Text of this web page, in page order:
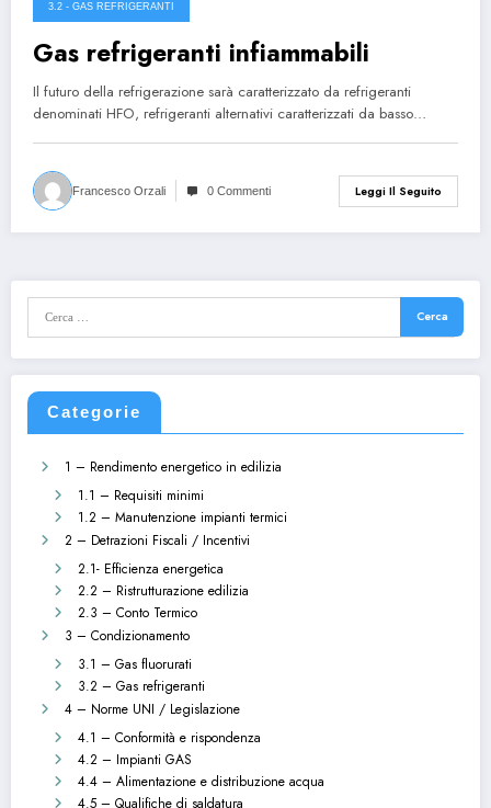
3.2 - GAS REFRIGERANTI
Gas refrigeranti infiammabili
Il futuro della refrigerazione sarà caratterizzato da refrigeranti
denominati HFO, refrigeranti alternativi caratterizzati da basso…
Francesco Orzali 0 Commenti Leggi Il Seguito
Categorie
1 – Rendimento energetico in edilizia
1.1 – Requisiti minimi
1.2 – Manutenzione impianti termici
2 – Detrazioni Fiscali / Incentivi
2.1- Efficienza energetica
2.2 – Ristrutturazione edilizia
2.3 – Conto Termico
3 – Condizionamento
3.1 – Gas fluorurati
3.2 – Gas refrigeranti
4 – Norme UNI / Legislazione
4.1 – Conformità e rispondenza
4.2 – Impianti GAS
4.4 – Alimentazione e distribuzione acqua